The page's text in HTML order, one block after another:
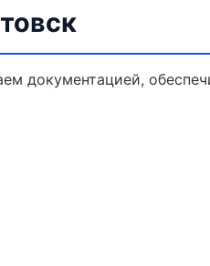
документацией,